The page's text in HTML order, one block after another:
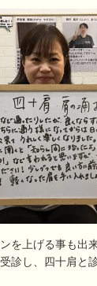
を上げる事も出
診し、四十肩と